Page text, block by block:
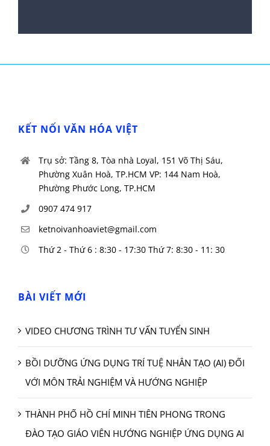
KẾT NỐI VĂN HÓA VIỆT
Trụ sở: Tầng 8, Tòa nhà Loyal, 151 Võ Thị Sáu,
Phường Xuân Hoà, TP.HCM VP: 144 Nam Hoà,
Phường Phước Long, TP.HCM
0907 474 917
ketnoivanhoaviet@gmail.com
Thứ 2 - Thứ 6 : 8:30 - 17:30 Thứ 7: 8:30 - 11: 30
BÀI VIẾT MỚI
VIDEO CHƯƠNG TRÌNH TƯ VẤN TUYỂN SINH
BỒI DƯỠNG ỨNG DỤNG TRÍ TUỆ NHÂN TẠO (AI) ĐỐI
VỚI MÔN TRẢI NGHIỆM VÀ HƯỚNG NGHIỆP
THÀNH PHỐ HỒ CHÍ MINH TIÊN PHONG TRONG
ĐÀO TẠO GIÁO VIÊN HƯỚNG NGHIỆP ỨNG DỤNG AI